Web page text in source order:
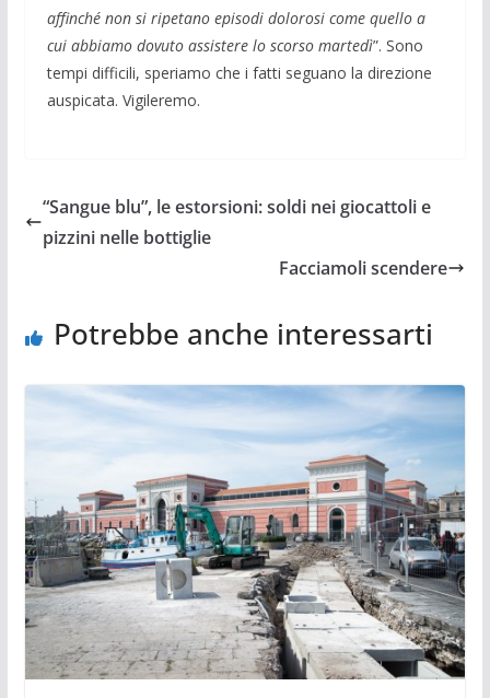
affinché non si ripetano episodi dolorosi come quello a
cui abbiamo dovuto assistere lo scorso martedì”. Sono
tempi difficili, speriamo che i fatti seguano la direzione
auspicata. Vigileremo.
“Sangue blu”, le estorsioni: soldi nei giocattoli e
pizzini nelle bottiglie
Facciamoli scendere
Potrebbe anche interessarti